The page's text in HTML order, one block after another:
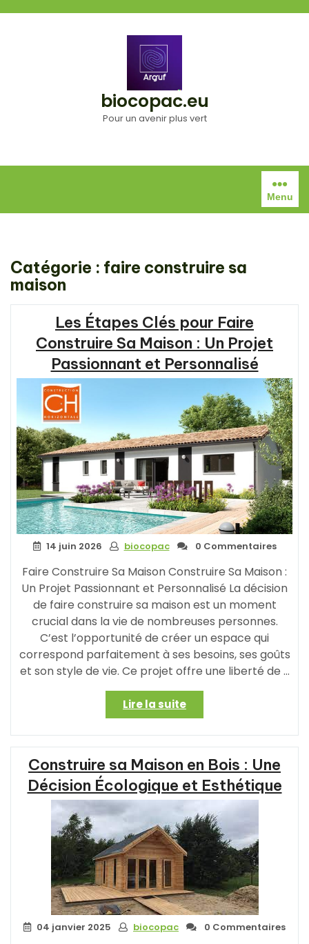
biocopac.eu
Pour un avenir plus vert
Menu
Catégorie : faire construire sa
maison
Les Étapes Clés pour Faire
Construire Sa Maison : Un Projet
Passionnant et Personnalisé
14 juin 2026 biocopac 0 Commentaires
Faire Construire Sa Maison Construire Sa Maison :
Un Projet Passionnant et Personnalisé La décision
de faire construire sa maison est un moment
crucial dans la vie de nombreuses personnes.
C’est l’opportunité de créer un espace qui
correspond parfaitement à ses besoins, ses goûts
et son style de vie. Ce projet offre une liberté de …
Lire la suite« Les
Étapes
Clés
pour
Faire
Construire
Sa
Maison
:
Un
Projet
Passionnant
et
Personnalisé »
Construire sa Maison en Bois : Une
Décision Écologique et Esthétique
04 janvier 2025 biocopac 0 Commentaires